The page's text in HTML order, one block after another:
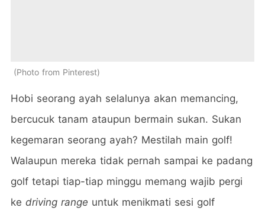
Photo from Pinterest
Hobi seorang ayah selalunya akan memancing,
bercucuk tanam ataupun bermain sukan. Sukan
kegemaran seorang ayah? Mestilah main golf!
Walaupun mereka tidak pernah sampai ke padang
golf tetapi tiap-tiap minggu memang wajib pergi
ke driving range untuk menikmati sesi golf